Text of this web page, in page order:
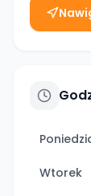
Wtorek